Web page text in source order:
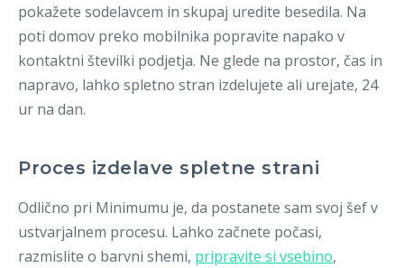
pokažete sodelavcem in skupaj uredite besedila. Na
poti domov preko mobilnika popravite napako v
kontaktni številki podjetja. Ne glede na prostor, čas in
napravo, lahko spletno stran izdelujete ali urejate, 24
ur na dan.
Proces izdelave spletne strani
Odlično pri Minimumu je, da postanete sam svoj šef v
ustvarjalnem procesu. Lahko začnete počasi,
razmislite o barvni shemi, pripravite si vsebino,